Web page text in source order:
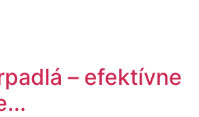
– efektívne